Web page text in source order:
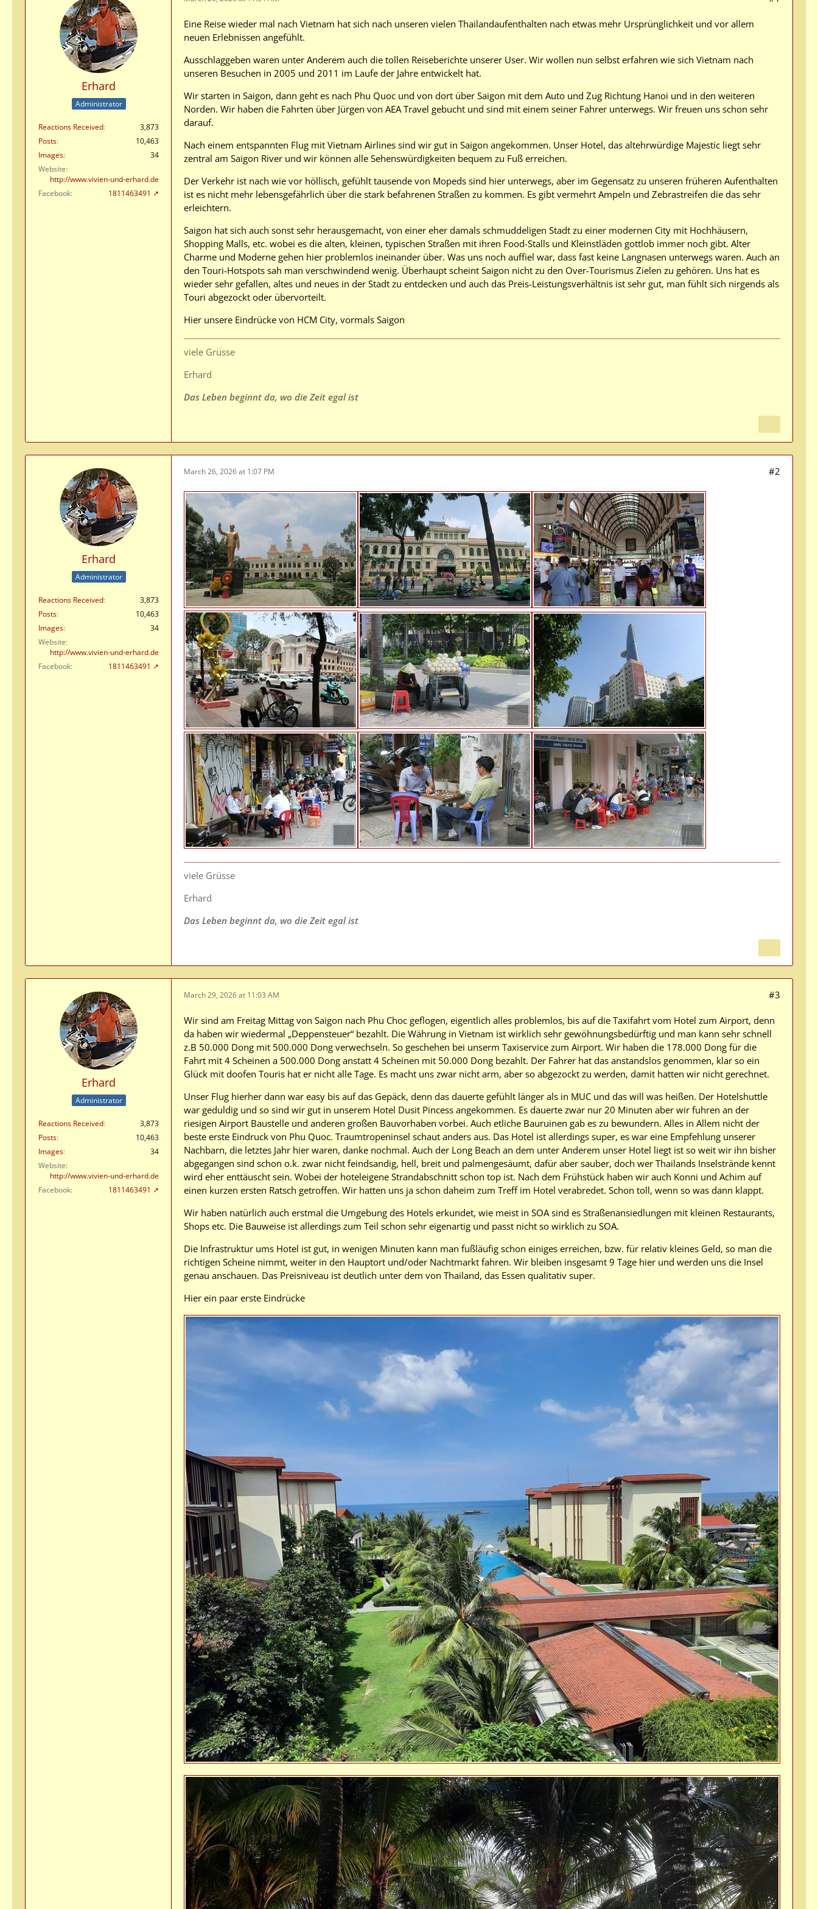
Erhard
Administrator
Reactions Received
3,873
Posts
10,463
Images
34
Website
http://www.vivien-und-erhard.de
Facebook
1811463491
Eine Reise wieder mal nach Vietnam hat sich nach unseren vielen Thailandaufenthalten nach etwas mehr Ursprünglichkeit und vor allem
neuen Erlebnissen angefühlt.
Ausschlaggeben waren unter Anderem auch die tollen Reiseberichte unserer User. Wir wollen nun selbst erfahren wie sich Vietnam nach
unseren Besuchen in 2005 und 2011 im Laufe der Jahre entwickelt hat.
Wir starten in Saigon, dann geht es nach Phu Quoc und von dort über Saigon mit dem Auto und Zug Richtung Hanoi und in den weiteren
Norden. Wir haben die Fahrten über Jürgen von AEA Travel gebucht und sind mit einem seiner Fahrer unterwegs. Wir freuen uns schon sehr
darauf.
Nach einem entspannten Flug mit Vietnam Airlines sind wir gut in Saigon angekommen. Unser Hotel, das altehrwürdige Majestic liegt sehr
zentral am Saigon River und wir können alle Sehenswürdigkeiten bequem zu Fuß erreichen.
Der Verkehr ist nach wie vor höllisch, gefühlt tausende von Mopeds sind hier unterwegs, aber im Gegensatz zu unseren früheren Aufenthalten
ist es nicht mehr lebensgefährlich über die stark befahrenen Straßen zu kommen. Es gibt vermehrt Ampeln und Zebrastreifen die das sehr
erleichtern.
Saigon hat sich auch sonst sehr herausgemacht, von einer eher damals schmuddeligen Stadt zu einer modernen City mit Hochhäusern,
Shopping Malls, etc. wobei es die alten, kleinen, typischen Straßen mit ihren Food-Stalls und Kleinstläden gottlob immer noch gibt. Alter
Charme und Moderne gehen hier problemlos ineinander über. Was uns noch auffiel war, dass fast keine Langnasen unterwegs waren. Auch an
den Touri-Hotspots sah man verschwindend wenig. Überhaupt scheint Saigon nicht zu den Over-Tourismus Zielen zu gehören. Uns hat es
wieder sehr gefallen, altes und neues in der Stadt zu entdecken und auch das Preis-Leistungsverhältnis ist sehr gut, man fühlt sich nirgends als
Touri abgezockt oder übervorteilt.
Hier unsere Eindrücke von HCM City, vormals Saigon
viele Grüsse
Erhard
Das Leben beginnt da, wo die Zeit egal ist
Erhard
Administrator
Reactions Received
3,873
Posts
10,463
Images
34
Website
http://www.vivien-und-erhard.de
Facebook
1811463491
March 26, 2026 at 1:07 PM #2
viele Grüsse
Erhard
Das Leben beginnt da, wo die Zeit egal ist
Erhard
Administrator
Reactions Received
3,873
Posts
10,463
Images
34
Website
http://www.vivien-und-erhard.de
Facebook
1811463491
March 29, 2026 at 11:03 AM #3
Wir sind am Freitag Mittag von Saigon nach Phu Choc geflogen, eigentlich alles problemlos, bis auf die Taxifahrt vom Hotel zum Airport, denn
da haben wir wiedermal „Deppensteuer“ bezahlt. Die Währung in Vietnam ist wirklich sehr gewöhnungsbedürftig und man kann sehr schnell
z.B 50.000 Dong mit 500.000 Dong verwechseln. So geschehen bei unserm Taxiservice zum Airport. Wir haben die 178.000 Dong für die
Fahrt mit 4 Scheinen a 500.000 Dong anstatt 4 Scheinen mit 50.000 Dong bezahlt. Der Fahrer hat das anstandslos genommen, klar so ein
Glück mit doofen Touris hat er nicht alle Tage. Es macht uns zwar nicht arm, aber so abgezockt zu werden, damit hatten wir nicht gerechnet.
Unser Flug hierher dann war easy bis auf das Gepäck, denn das dauerte gefühlt länger als in MUC und das will was heißen. Der Hotelshuttle
war geduldig und so sind wir gut in unserem Hotel Dusit Pincess angekommen. Es dauerte zwar nur 20 Minuten aber wir fuhren an der
riesigen Airport Baustelle und anderen großen Bauvorhaben vorbei. Auch etliche Bauruinen gab es zu bewundern. Alles in Allem nicht der
beste erste Eindruck von Phu Quoc. Traumtropeninsel schaut anders aus. Das Hotel ist allerdings super, es war eine Empfehlung unserer
Nachbarn, die letztes Jahr hier waren, danke nochmal. Auch der Long Beach an dem unter Anderem unser Hotel liegt ist so weit wir ihn bisher
abgegangen sind schon o.k. zwar nicht feindsandig, hell, breit und palmengesäumt, dafür aber sauber, doch wer Thailands Inselstrände kennt
wird eher enttäuscht sein. Wobei der hoteleigene Strandabschnitt schon top ist. Nach dem Frühstück haben wir auch Konni und Achim auf
einen kurzen ersten Ratsch getroffen. Wir hatten uns ja schon daheim zum Treff im Hotel verabredet. Schon toll, wenn so was dann klappt.
Wir haben natürlich auch erstmal die Umgebung des Hotels erkundet, wie meist in SOA sind es Straßenansiedlungen mit kleinen Restaurants,
Shops etc. Die Bauweise ist allerdings zum Teil schon sehr eigenartig und passt nicht so wirklich zu SOA.
Die Infrastruktur ums Hotel ist gut, in wenigen Minuten kann man fußläufig schon einiges erreichen, bzw. für relativ kleines Geld, so man die
richtigen Scheine nimmt, weiter in den Hauptort und/oder Nachtmarkt fahren. Wir bleiben insgesamt 9 Tage hier und werden uns die Insel
genau anschauen. Das Preisniveau ist deutlich unter dem von Thailand, das Essen qualitativ super.
Hier ein paar erste Eindrücke